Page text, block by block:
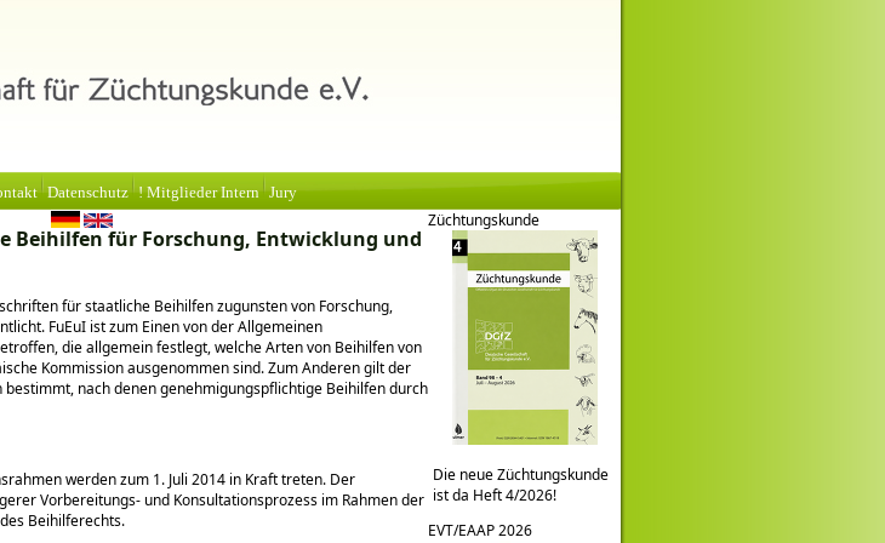
Datenschutz ! Mitglieder Intern Jury
Beihilfen für Forschung, Entwicklung und
für staatliche Beihilfen zugunsten von Forschung,
FuEuI ist zum Einen von der Allgemeinen
die allgemein festlegt, welche Arten von Beihilfen von
Kommission ausgenommen sind. Zum Anderen gilt der
nach denen genehmigungspflichtige Beihilfen durch
werden zum 1. Juli 2014 in Kraft treten. Der
Vorbereitungs- und Konsultationsprozess im Rahmen der
Beihilferechts.
Züchtungskunde
Die neue Züchtungskunde
ist da Heft 4/2026!
EVT/EAAP 2026